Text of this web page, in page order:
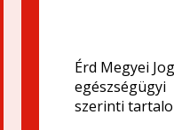
Érd Megyei
szerinti